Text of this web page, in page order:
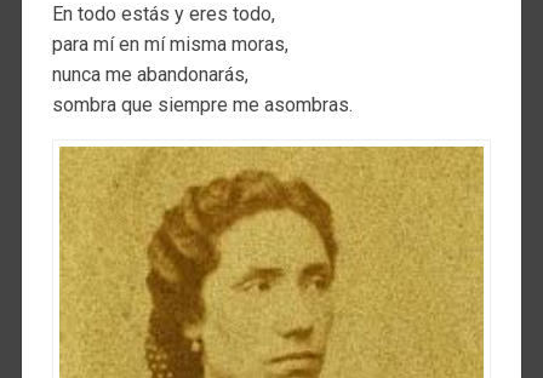
En todo estás y eres todo,
para mí en mí misma moras,
nunca me abandonarás,
sombra que siempre me asombras.